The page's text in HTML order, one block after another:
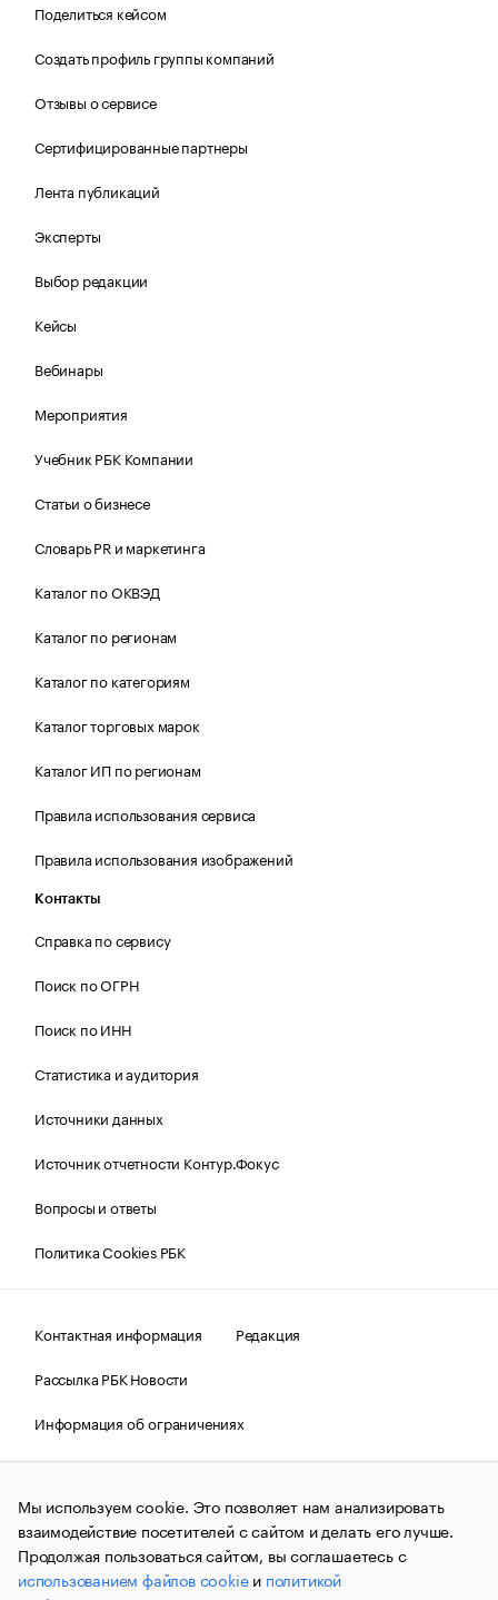
Поделиться кейсом
Создать профиль группы компаний
Отзывы о сервисе
Сертифицированные партнеры
Лента публикаций
Эксперты
Выбор редакции
Кейсы
Вебинары
Мероприятия
Учебник РБК Компании
Статьи о бизнесе
Словарь PR и маркетинга
Каталог по ОКВЭД
Каталог по регионам
Каталог по категориям
Каталог торговых марок
Каталог ИП по регионам
Правила использования сервиса
Правила использования изображений
Контакты
Справка по сервису
Поиск по ОГРН
Поиск по ИНН
Статистика и аудитория
Источники данных
Источник отчетности Контур.Фокус
Вопросы и ответы
Политика Cookies РБК
Контактная информация
Редакция
Рассылка РБК Новости
Информация об ограничениях
Правовая информация
О соблюдении авторских прав
© АО «РОСБИЗНЕСКОНСАЛТИНГ»,1995–2026.Сообщения
и материалы информационного агентства «РБК»
(зарегистрировано Федеральной службой по надзору в сфере
связи, информационных технологий и массовых
коммуникаций (Роскомнадзор) 09.12.2015 за номером ИА
Мы используем cookie. Это позволяет нам анализировать
взаимодействие посетителей с сайтом и делать его лучше.
Продолжая пользоваться сайтом, вы соглашаетесь с
использованием файлов cookieи политикой